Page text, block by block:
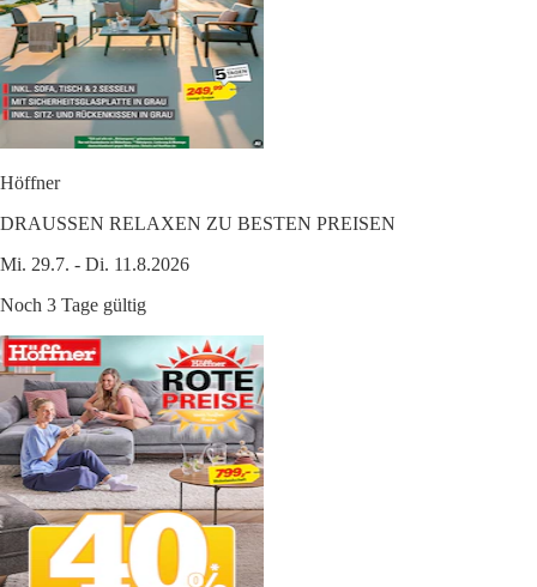
Höffner
DRAUSSEN RELAXEN ZU BESTEN PREISEN
Mi. 29.7. - Di. 11.8.2026
Noch 3 Tage gültig